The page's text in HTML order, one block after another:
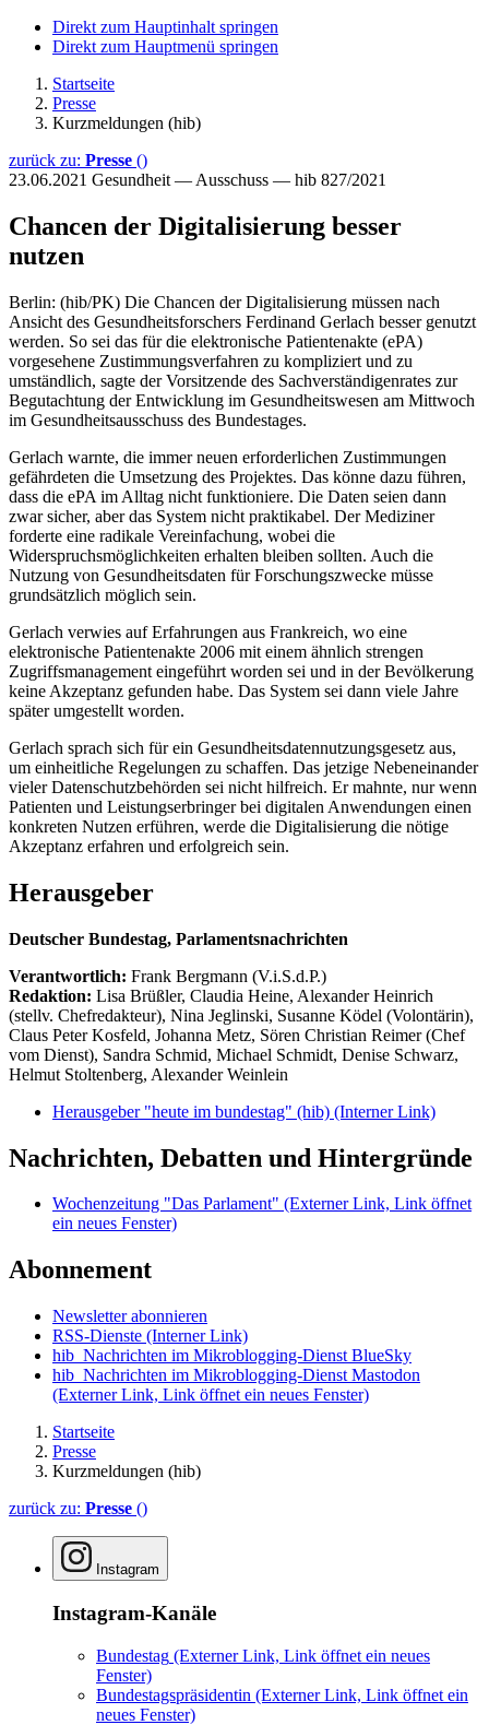
Direkt zum Hauptinhalt springen
Direkt zum Hauptmenü springen
Startseite
Presse
Kurzmeldungen (hib)
zurück zu: Presse ()
23.06.2021 Gesundheit — Ausschuss — hib 827/2021
Chancen der Digitalisierung besser
nutzen
Berlin: (hib/PK) Die Chancen der Digitalisierung müssen nach
Ansicht des Gesundheitsforschers Ferdinand Gerlach besser genutzt
werden. So sei das für die elektronische Patientenakte (ePA)
vorgesehene Zustimmungsverfahren zu kompliziert und zu
umständlich, sagte der Vorsitzende des Sachverständigenrates zur
Begutachtung der Entwicklung im Gesundheitswesen am Mittwoch
im Gesundheitsausschuss des Bundestages.
Gerlach warnte, die immer neuen erforderlichen Zustimmungen
gefährdeten die Umsetzung des Projektes. Das könne dazu führen,
dass die ePA im Alltag nicht funktioniere. Die Daten seien dann
zwar sicher, aber das System nicht praktikabel. Der Mediziner
forderte eine radikale Vereinfachung, wobei die
Widerspruchsmöglichkeiten erhalten bleiben sollten. Auch die
Nutzung von Gesundheitsdaten für Forschungszwecke müsse
grundsätzlich möglich sein.
Gerlach verwies auf Erfahrungen aus Frankreich, wo eine
elektronische Patientenakte 2006 mit einem ähnlich strengen
Zugriffsmanagement eingeführt worden sei und in der Bevölkerung
keine Akzeptanz gefunden habe. Das System sei dann viele Jahre
später umgestellt worden.
Gerlach sprach sich für ein Gesundheitsdatennutzungsgesetz aus,
um einheitliche Regelungen zu schaffen. Das jetzige Nebeneinander
vieler Datenschutzbehörden sei nicht hilfreich. Er mahnte, nur wenn
Patienten und Leistungserbringer bei digitalen Anwendungen einen
konkreten Nutzen erführen, werde die Digitalisierung die nötige
Akzeptanz erfahren und erfolgreich sein.
Herausgeber
Deutscher Bundestag, Parlamentsnachrichten
Verantwortlich: Frank Bergmann (V.i.S.d.P.)
Redaktion: Lisa Brüßler, Claudia Heine, Alexander Heinrich
(stellv. Chefredakteur), Nina Jeglinski, Susanne Ködel (Volontärin),
Claus Peter Kosfeld, Johanna Metz, Sören Christian Reimer (Chef
vom Dienst), Sandra Schmid, Michael Schmidt, Denise Schwarz,
Helmut Stoltenberg, Alexander Weinlein
Herausgeber "heute im bundestag" (hib) (Interner Link)
Nachrichten, Debatten und Hintergründe
Wochenzeitung "Das Parlament" (Externer Link, Link öffnet
ein neues Fenster)
Abonnement
Newsletter abonnieren
RSS-Dienste (Interner Link)
hib_Nachrichten im Mikroblogging-Dienst BlueSky
hib_Nachrichten im Mikroblogging-Dienst Mastodon
(Externer Link, Link öffnet ein neues Fenster)
Startseite
Presse
Kurzmeldungen (hib)
zurück zu: Presse ()
Instagram
Instagram-Kanäle
Bundestag (Externer Link, Link öffnet ein neues
Fenster)
Bundestagspräsidentin (Externer Link, Link öffnet ein
neues Fenster)